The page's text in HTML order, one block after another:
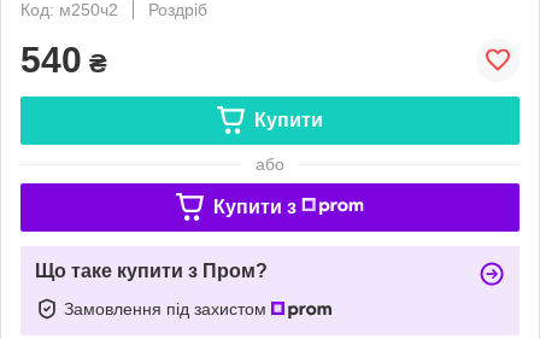
Код: м250ч2
Роздріб
540 ₴
Купити
або
Купити з
Що таке купити з Пром?
Замовлення під захистом